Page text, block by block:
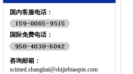
国内客服电话：
国际免费电话：
咨询邮箱：
scimed.shanghai@shijiebiaopin.com